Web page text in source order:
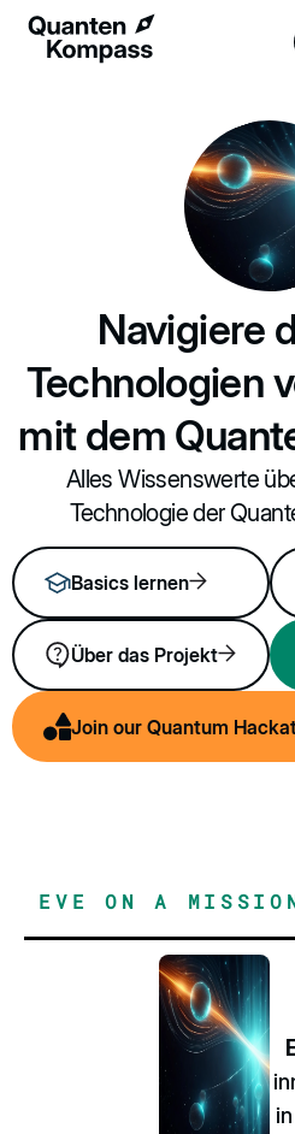
content
Navigiere
Technologien
mit dem
Alles Wissenswerte
Technologie der
Basics lernen
Über das Projekt
Join our Quantum
EVE ON A